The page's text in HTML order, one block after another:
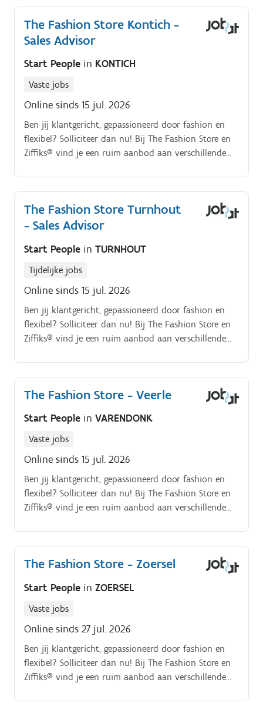
The Fashion Store Kontich -
Sales Advisor
Start People in KONTICH
Vaste jobs
Online sinds 15 jul. 2026
Ben jij klantgericht, gepassioneerd door fashion en
flexibel? Solliciteer dan nu! Bij The Fashion Store en
Ziffiks® vind je een ruim aanbod aan verschillende
The Fashion Store Turnhout
- Sales Advisor
Start People in TURNHOUT
Tijdelijke jobs
Online sinds 15 jul. 2026
Ben jij klantgericht, gepassioneerd door fashion en
flexibel? Solliciteer dan nu! Bij The Fashion Store en
Ziffiks® vind je een ruim aanbod aan verschillende
Jobomschrijving.
The Fashion Store - Veerle
Start People in VARENDONK
Vaste jobs
Online sinds 15 jul. 2026
Ben jij klantgericht, gepassioneerd door fashion en
flexibel? Solliciteer dan nu! Bij The Fashion Store en
Ziffiks® vind je een ruim aanbod aan verschillende
The Fashion Store - Zoersel
Start People in ZOERSEL
Vaste jobs
Online sinds 27 jul. 2026
Ben jij klantgericht, gepassioneerd door fashion en
flexibel? Solliciteer dan nu! Bij The Fashion Store en
Ziffiks® vind je een ruim aanbod aan verschillende